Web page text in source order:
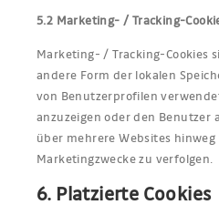
5.2 Marketing- / Tracking-
Marketing- / Tracking-Cookies
andere Form der lokalen
von Benutzerprofilen
anzuzeigen oder den Benutzer
über mehrere Websites
Marketingzwecke zu verfolgen.
6. Platzierte Cookies